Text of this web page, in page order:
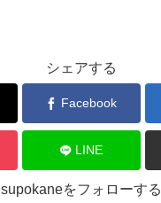
シェアする
Facebook
LINE
supokaneをフォローする